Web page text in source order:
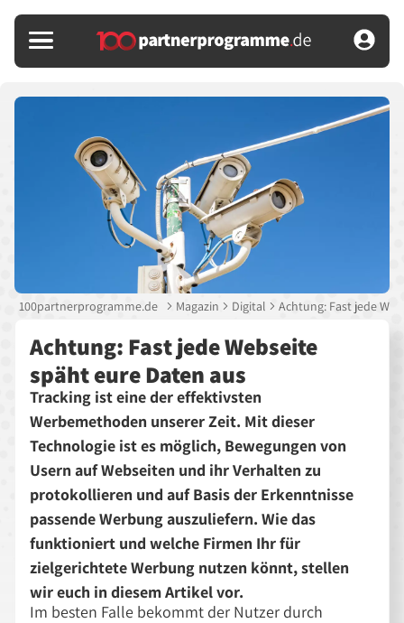
100partnerprogramme.de Magazin Digital Achtung: Fast jede
Achtung: Fast jede Webseite
späht eure Daten aus
Tracking ist eine der effektivsten
Werbemethoden unserer Zeit. Mit dieser
Technologie ist es möglich, Bewegungen von
Usern auf Webseiten und ihr Verhalten zu
protokollieren und auf Basis der Erkenntnisse
passende Werbung auszuliefern. Wie das
funktioniert und welche Firmen Ihr für
zielgerichtete Werbung nutzen könnt, stellen
wir euch in diesem Artikel vor.
Im besten Falle bekommt der Nutzer durch